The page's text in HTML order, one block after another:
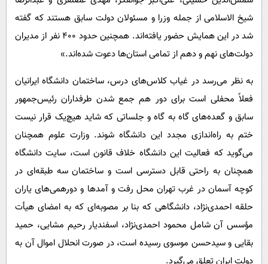
شیخ الاسلامی از جمله وزرا و مسئولان دولت سابق هستند که گفته
شد در این همایش حضور یافته‌اند. همچنین حدود 400 نفر از مدیران
دولت‌های نهم و دهم از تمامی استان‌ها دعوت شده‌اند.»
به نظر می‌رسد در غیاب کلاس‌های درس، ساختمان دانشگاه ایرانیان
فعلاً محفلی است برای دور هم جمع شدن طرفداران رئیس‌جمهور
سابق و گعده‌های گاه به گاه و جلساتی که شاید هیچ‌یک قرار نیست
ختم به راه‌اندازی مجدد این دانشگاه شوند. وزارت علوم همچنان
می‌گوید که فعالیت این دانشگاه خلاف قانون است، سایت دانشگاه
همچنان به راحتی قابل دسترسی است و ساختمان سه طبقه‌ای در
کوچه آسمان در غرب تهران محل رفت و آمدها و دورهمی‌های یاران
حلقه احمدی‌نژاد، دانشگاهی که بنا بر مصوبه‌ای که به امضای هیأت
مؤسس آن شامل محمود احمدی‌نژاد، اسفندیار رحیم مشایی، حمید
بقایی و سیدحسن موسوی رسیده است، در صورت انحلال اموال آن به